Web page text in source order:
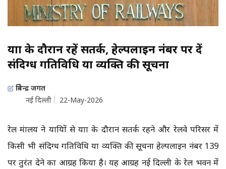
यात्रा के दौरान रहें सतर्क, हेल्पलाइन नंबर पर दें
संदिग्ध गतिविधि या व्यक्ति की सूचना
त्रिवेन्द्र जगत
नई दिल्ली
22-May-2026
रेल मंत्रालय ने यात्रियों से यात्रा के दौरान सतर्क रहने और रेलवे परिसर में
किसी भी संदिग्ध गतिविधि या व्यक्ति की सूचना हेल्पलाइन नंबर 139
पर तुरंत देने का आग्रह किया है। यह आग्रह नई दिल्ली के रेल भवन में